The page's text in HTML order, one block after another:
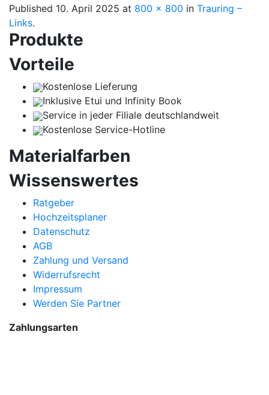
Published 10. April 2025 at 800 × 800 in Trauring –
Links.
Produkte
Vorteile
Kostenlose Lieferung
Inklusive Etui und Infinity Book
Service in jeder Filiale deutschlandweit
Kostenlose Service-Hotline
Materialfarben
Wissenswertes
Ratgeber
Hochzeitsplaner
Datenschutz
AGB
Zahlung und Versand
Widerrufsrecht
Impressum
Werden Sie Partner
Zahlungsarten